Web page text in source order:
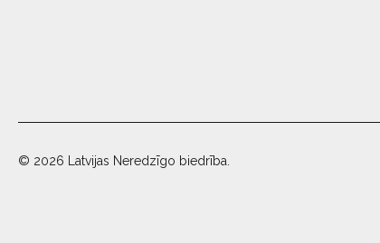
© 2026 Latvijas Neredzīgo biedrība.